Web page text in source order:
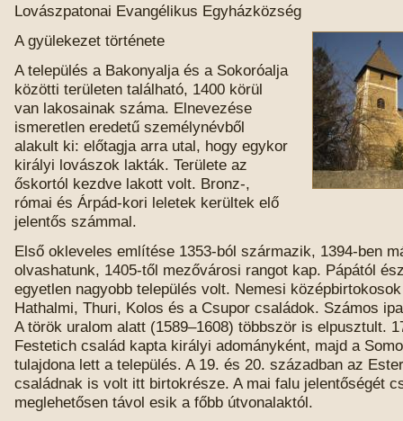
Lovászpatonai Evangélikus Egyházközség
A gyülekezet története
A település a Bakonyalja és a Sokoróalja
közötti területen található, 1400 körül
van lakosainak száma. Elnevezése
ismeretlen eredetű személynévből
alakult ki: előtagja arra utal, hogy egykor
királyi lovászok lakták. Területe az
őskortól kezdve lakott volt. Bronz-,
római és Árpád-kori leletek kerültek elő
jelentős számmal.
Első okleveles említése 1353-ból származik, 1394-ben
olvashatunk, 1405-től mezővárosi rangot kap. Pápától
egyetlen nagyobb település volt. Nemesi
Hathalmi, Thuri, Kolos és a Csupor családok. Számos
A török uralom alatt (1589–1608) többször is elpusztult.
Festetich család kapta királyi adományként, majd a
tulajdona lett a település. A 19. és 20. században az
családnak is volt itt birtokrésze. A mai falu jelentőségét
meglehetősen távol esik a főbb útvonalaktól.